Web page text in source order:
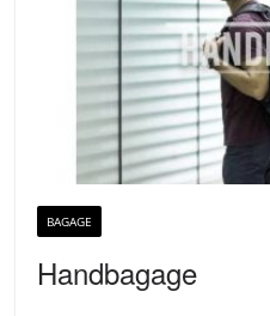
BAGAGE
Handbagage